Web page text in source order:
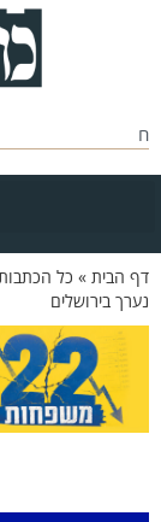
הבית»כל הכתבות»
בירושלים